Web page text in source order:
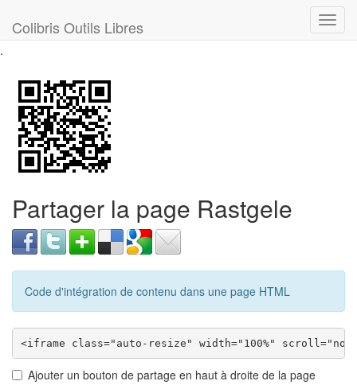
Colibris Outils Libres
.
Partager la page Rastgele
Code d'intégration de contenu dans une page HTML
Ajouter un bouton de partage en haut à droite de la page